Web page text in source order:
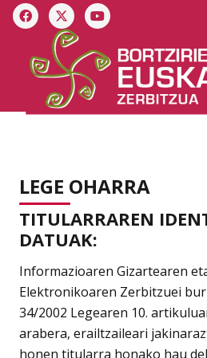
LEGE OHARRA
TITULARRAREN
DATUAK:
Informazioaren Gizartearen
Elektronikoaren Zerbitzuei
34/2002 Legearen 10.
arabera, erailtzaileari
honen titularra honako hau